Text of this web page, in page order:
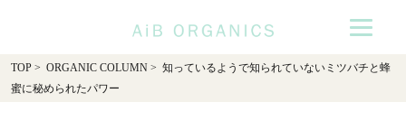
TOP> ORGANIC COLUMN> 知っているようで知られていないミツバチと蜂
蜜に秘められたパワー